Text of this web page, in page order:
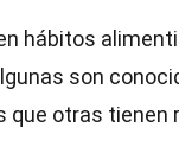
hábitos
son
que otras tienen